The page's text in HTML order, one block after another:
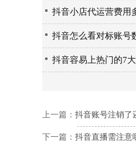
抖音小店代运营费用
抖音怎么看对标账号
抖音容易上热门的7
上一篇： 抖音账号注销了
下一篇： 抖音直播需注意